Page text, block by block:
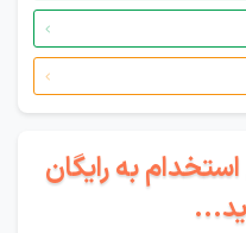
به رایگان